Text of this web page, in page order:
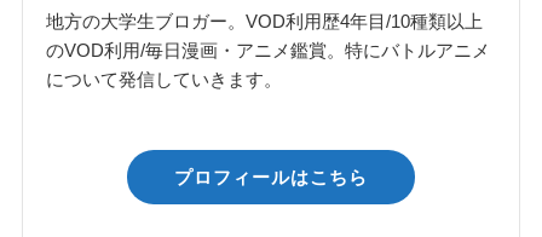
地方の大学生ブロガー。VOD利用歴4年目/10種類以上
のVOD利用/毎日漫画・アニメ鑑賞。特にバトルアニメ
について発信していきます。
プロフィールはこちら